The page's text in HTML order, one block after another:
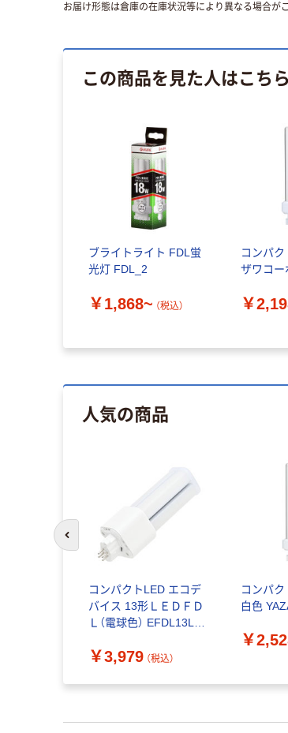
お届け形態は倉庫の在庫状況等により異なる場合が
この商品を見た人はこち
ブライトライト FDL蛍
光灯 FDL_2
￥1,868~ （税込）
コンパ
ザワコー
￥
人気の商品
コンパクトLED エコデ
バイス 13形ＬＥＤＦＤ
Ｌ（電球色） EFDL13LED
￥3,979 （税込）
コンパ
白色
￥
前のスライドへ